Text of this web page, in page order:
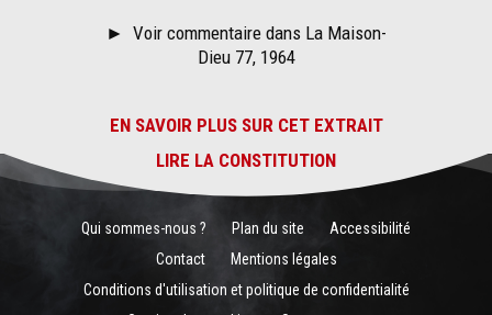
► Voir commentaire dans La Maison-
Dieu 77, 1964
EN SAVOIR PLUS SUR CET EXTRAIT
LIRE LA CONSTITUTION
Qui sommes-nous ? Plan du site
Accessibilité
Contact
Mentions légales
Conditions d'utilisation et politique de confidentialité